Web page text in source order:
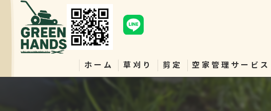
ホーム 草刈り 剪定 空家管理サービス